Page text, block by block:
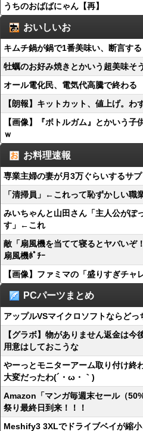
うちのおばばにゃん【再】
おいしいお
キムチ鍋が鍋で1番美味い、断言する
牡蠣のお好み焼きとかいう超美味そ
オール電化民、電気代高騰で終わる
【朗報】キットカット、値上げ。
【画像】『ボトルガム』とかいう
ｗ
お料理速報
専業主婦の妻が月3万ぐらいするサ
「清掃員」←これって恥ずかしい職
みいちゃんと山田さん「主人公がぽ
す」←これ
敵「扇風機を当てて寝るとヤバいぞ
扇風機ﾎﾟﾁｰ
【画像】ファミマの「盛りすぎチ
PCパーツまとめ
アップルVSマイクロソフトならどっ
【グラボ】物がありません返金は
用意はしておこうな
やーっとモニターアーム取り付け終
大変だったわ(´・ω・｀)
Amazon「マンガ毎週末セール（
祭り最終日到来！！！
Meshify3 3XLでドライブベイが縮